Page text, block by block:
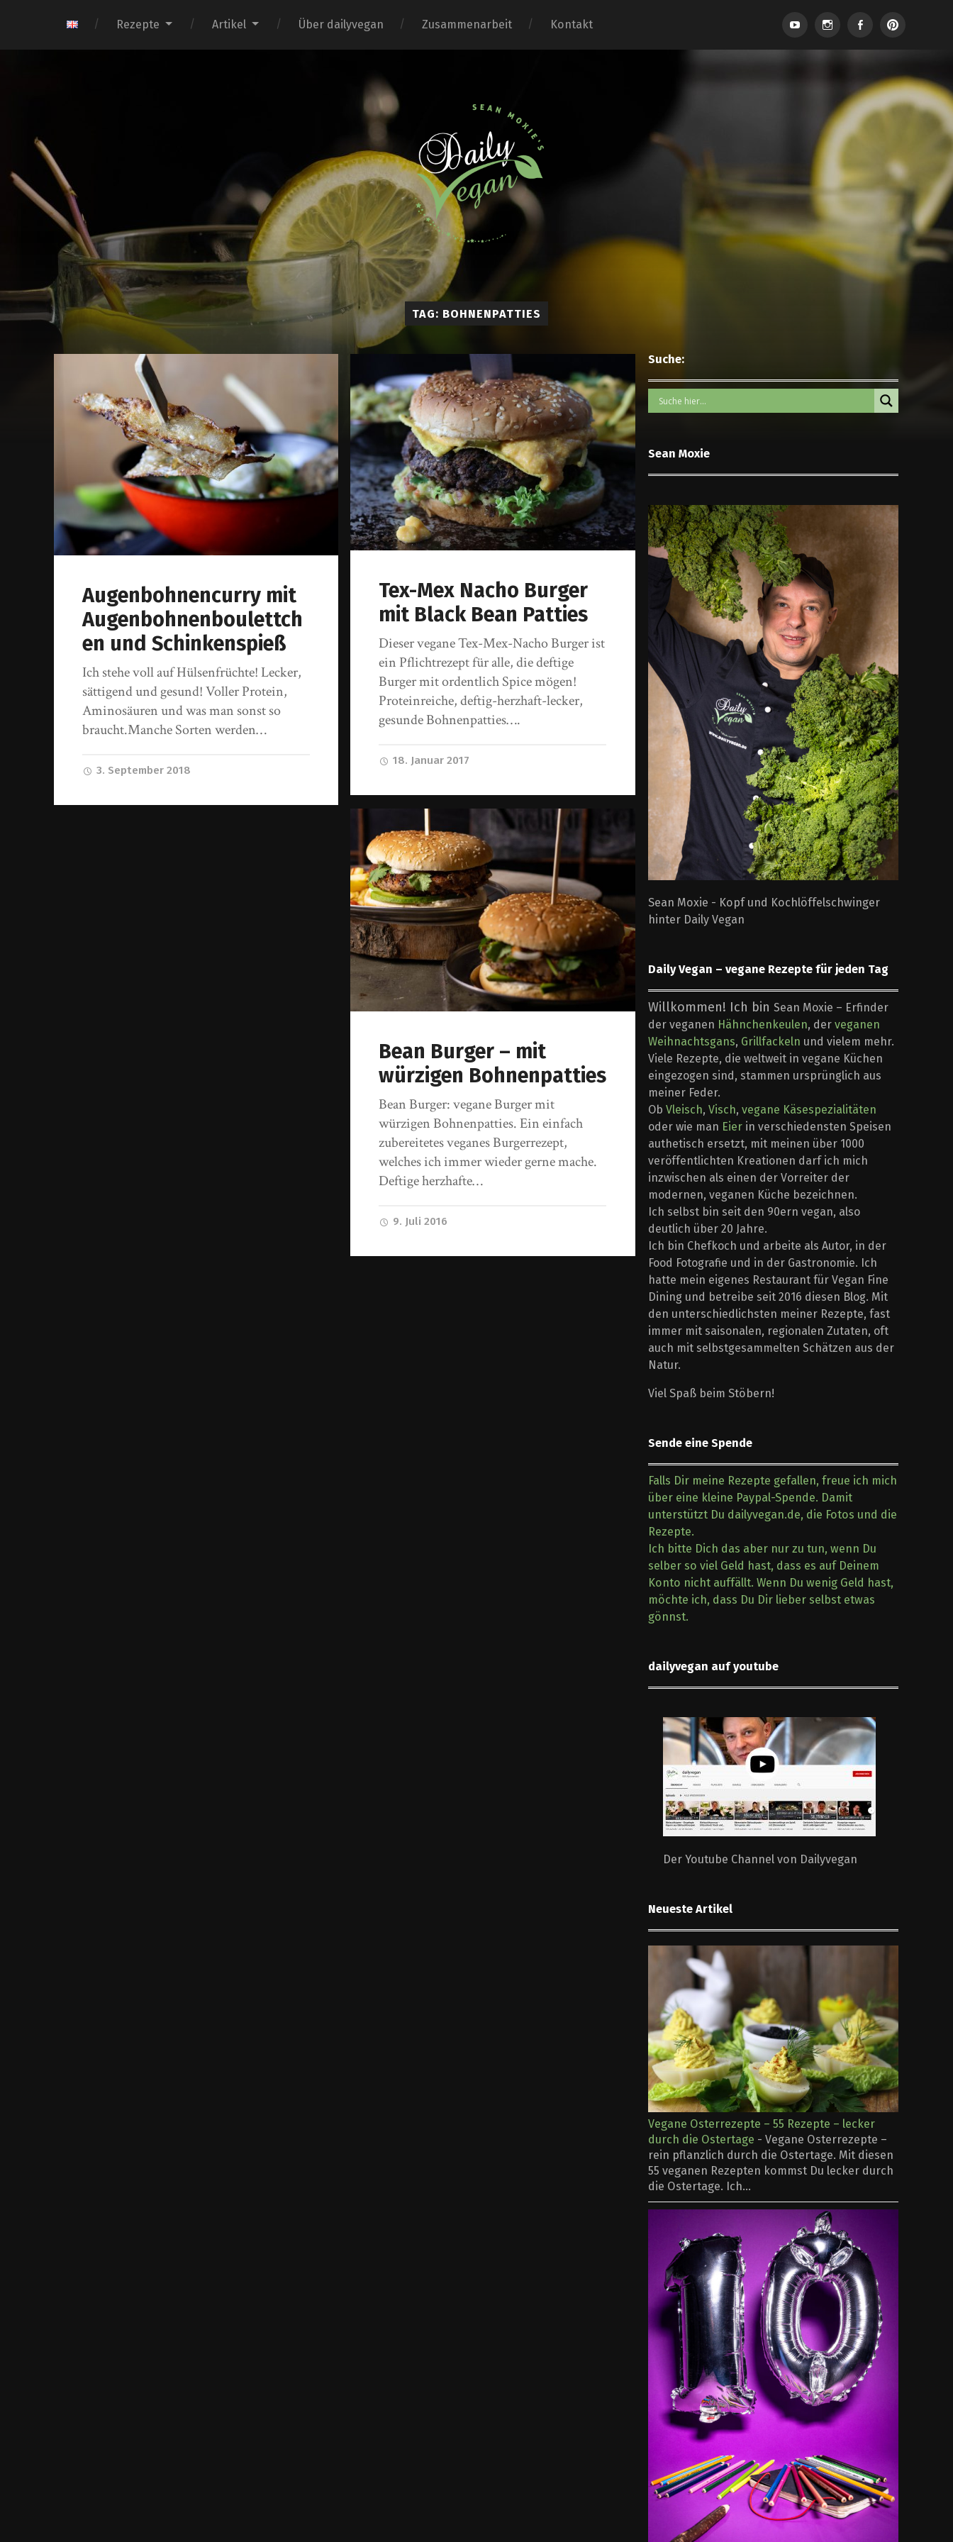
Rezepte Artikel Über dailyvegan Zusammenarbeit Kontakt
TAG: BOHNENPATTIES
Augenbohnencurry mit
Augenbohnenboulettch
en und Schinkenspieß
Ich stehe voll auf Hülsenfrüchte! Lecker,
sättigend und gesund! Voller Protein,
Aminosäuren und was man sonst so
braucht.Manche Sorten werden…
3. September 2018
Tex-Mex Nacho Burger
mit Black Bean Patties
Dieser vegane Tex-Mex-Nacho Burger ist
ein Pflichtrezept für alle, die deftige
Burger mit ordentlich Spice mögen!
Proteinreiche, deftig-herzhaft-lecker,
gesunde Bohnenpatties….
18. Januar 2017
Bean Burger – mit
würzigen Bohnenpatties
Bean Burger: vegane Burger mit
würzigen Bohnenpatties. Ein einfach
zubereitetes veganes Burgerrezept,
welches ich immer wieder gerne mache.
Deftige herzhafte…
9. Juli 2016
Suche:
Sean Moxie
Sean Moxie - Kopf und Kochlöffelschwinger
hinter Daily Vegan
Daily Vegan – vegane Rezepte für jeden Tag
Willkommen! Ich bin Sean Moxie – Erfinder
der veganen Hähnchenkeulen, der veganen
Weihnachtsgans, Grillfackeln und vielem mehr.
Viele Rezepte, die weltweit in vegane Küchen
eingezogen sind, stammen ursprünglich aus
meiner Feder.
Ob Vleisch, Visch, vegane Käsespezialitäten
oder wie man Eierin verschiedensten Speisen
authetisch ersetzt, mit meinen über 1000
veröffentlichten Kreationen darf ich mich
inzwischen als einen der Vorreiter der
modernen, veganen Küche bezeichnen.
Ich selbst bin seit den 90ern vegan, also
deutlich über 20 Jahre.
Ich bin Chefkoch und arbeite als Autor, in der
Food Fotografie und in der Gastronomie. Ich
hatte mein eigenes Restaurant für Vegan Fine
Dining und betreibe seit 2016 diesen Blog. Mit
den unterschiedlichsten meiner Rezepte, fast
immer mit saisonalen, regionalen Zutaten, oft
auch mit selbstgesammelten Schätzen aus der
Natur.
Viel Spaß beim Stöbern!
Sende eine Spende
Falls Dir meine Rezepte gefallen, freue ich mich
über eine kleine Paypal-Spende. Damit
unterstützt Du dailyvegan.de, die Fotos und die
Rezepte.
Ich bitte Dich das aber nur zu tun, wenn Du
selber so viel Geld hast, dass es auf Deinem
Konto nicht auffällt. Wenn Du wenig Geld hast,
möchte ich, dass Du Dir lieber selbst etwas
gönnst.
dailyvegan auf youtube
Der Youtube Channel von Dailyvegan
Neueste Artikel
Vegane Osterrezepte – 55 Rezepte – lecker
durch die Ostertage - Vegane Osterrezepte –
rein pflanzlich durch die Ostertage. Mit diesen
55 veganen Rezepten kommst Du lecker durch
die Ostertage. Ich...